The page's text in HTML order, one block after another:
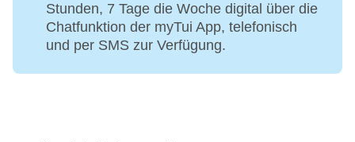
Stunden, 7 Tage die Woche digital über die
Chatfunktion der myTui App, telefonisch
und per SMS zur Verfügung.